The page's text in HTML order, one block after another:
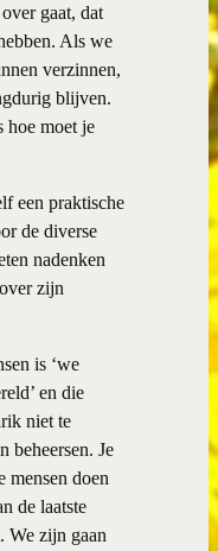
gaat, dat
Als we
verzinnen,
blijven.
hoe moet je
een praktische
de diverse
nadenken
zijn
is ‘we
en die
niet te
beheersen. Je
mensen doen
de laatste
We zijn gaan